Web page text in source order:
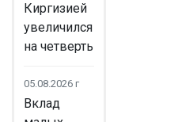
Киргизией
увеличился
на четверть
05.08.2026 г
Вклад